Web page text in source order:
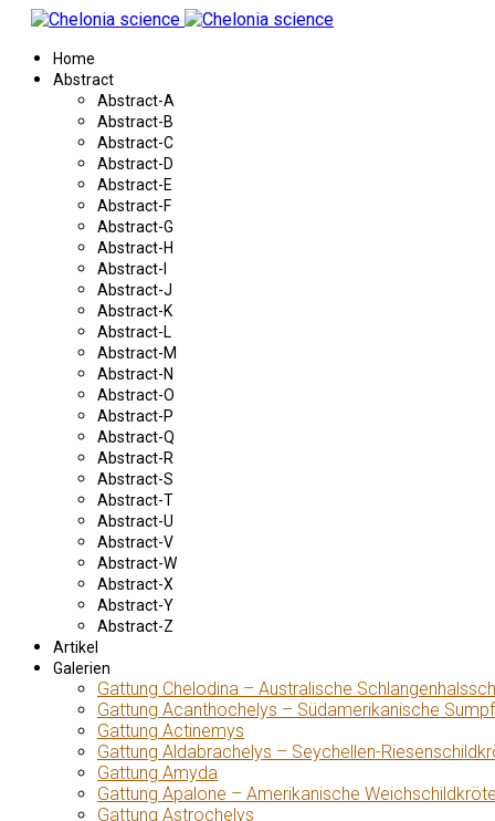
Home
Abstract
Abstract-A
Abstract-B
Abstract-C
Abstract-D
Abstract-E
Abstract-F
Abstract-G
Abstract-H
Abstract-I
Abstract-J
Abstract-K
Abstract-L
Abstract-M
Abstract-N
Abstract-O
Abstract-P
Abstract-Q
Abstract-R
Abstract-S
Abstract-T
Abstract-U
Abstract-V
Abstract-W
Abstract-X
Abstract-Y
Abstract-Z
Artikel
Galerien
Gattung Chelodina – Australische
Gattung Acanthochelys – Südamerikanische
Gattung Actinemys
Gattung Aldabrachelys – Seychellen-
Gattung Amyda
Gattung Apalone – Amerikanische
Gattung Astrochelys